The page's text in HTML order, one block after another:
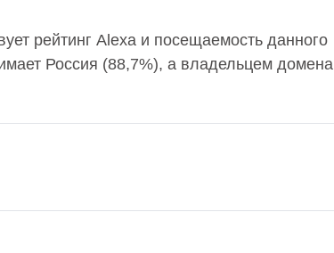
рейтинг Alexa и посещаемость данного
Россия (88,7%), а владельцем домена